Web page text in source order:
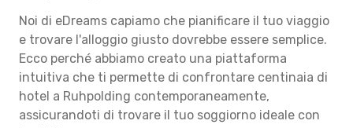
Noi di eDreams capiamo che pianificare il tuo viaggio
e trovare l'alloggio giusto dovrebbe essere semplice.
Ecco perché abbiamo creato una piattaforma
intuitiva che ti permette di confrontare centinaia di
hotel a Ruhpolding contemporaneamente,
assicurandoti di trovare il tuo soggiorno ideale con